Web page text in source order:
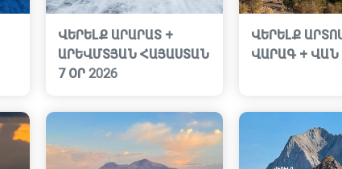
ՎԵՐԵԼՔ ԱՐԱՐԱՏ +
ԱՐԵՎՄՏՅԱՆ ՀԱՅԱՍՏԱՆ
7 ՕՐ 2026
ՎԵՐԵԼՔ
ՎԱՐԱԳ + ՎԱՆ